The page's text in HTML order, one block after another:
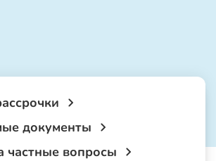
документы
частные вопросы